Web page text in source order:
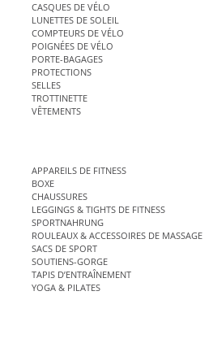
CASQUES DE VÉLO
LUNETTES DE SOLEIL
COMPTEURS DE VÉLO
POIGNÉES DE VÉLO
PORTE-BAGAGES
PROTECTIONS
SELLES
TROTTINETTE
VÊTEMENTS
APPAREILS DE FITNESS
BOXE
CHAUSSURES
LEGGINGS & TIGHTS DE FITNESS
SPORTNAHRUNG
ROULEAUX & ACCESSOIRES DE MASSAGE
SACS DE SPORT
SOUTIENS-GORGE
TAPIS D’ENTRAÎNEMENT
YOGA & PILATES